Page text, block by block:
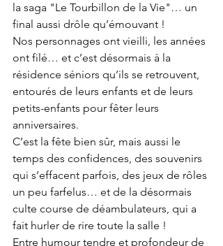
la saga "Le Tourbillon de la Vie"… un
final aussi drôle qu’émouvant !
Nos personnages ont vieilli, les années
ont filé… et c’est désormais à la
résidence séniors qu’ils se retrouvent,
entourés de leurs enfants et de leurs
petits-enfants pour fêter leurs
anniversaires.
C’est la fête bien sûr, mais aussi le
temps des confidences, des souvenirs
qui s’effacent parfois, des jeux de rôles
un peu farfelus… et de la désormais
culte course de déambulateurs, qui a
fait hurler de rire toute la salle !
Entre humour tendre et profondeur de